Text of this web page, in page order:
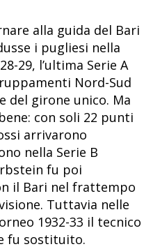
alla guida del Bari
i pugliesi nella
29, l’ultima Serie A
Nord-Sud
del girone unico. Ma
con soli 22 punti
arrivarono
nella Serie B
fu poi
il Bari nel frattempo
Tuttavia nelle
1932-33 il tecnico
fu sostituito.